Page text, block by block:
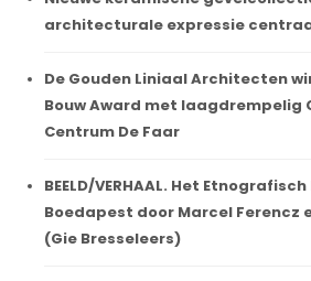
architecturale expressie
De Gouden Liniaal Architecten
Bouw Award met
Centrum De Faar
BEELD/VERHAAL. Het
Boedapest door Marcel Ferencz
(Gie Bresseleers)